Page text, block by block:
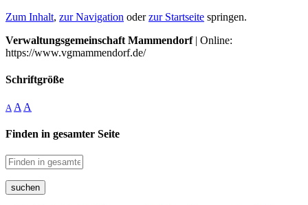
Zum Inhalt, zur Navigation oderzur Startseite springen.
Verwaltungsgemeinschaft Mammendorf| Online:
https://www.vgmammendorf.de/
Schriftgröße
A A A
Finden in gesamter Seite
suchen